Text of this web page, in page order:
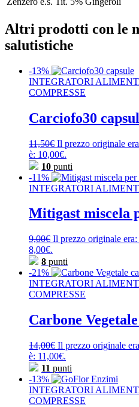
Altri prodotti con le
salutistiche
-13%
INTEGRATORI
COMPRESSE
Carciofo30
11,50€ Il prezzo originale
è: 10,00€.
10 punti
-11%
INTEGRATORI
Mitigast miscela
9,00€ Il prezzo originale era:
8,00€.
8 punti
-21%
INTEGRATORI
COMPRESSE
Carbone
14,00€ Il prezzo originale
è: 11,00€.
11 punti
-13%
INTEGRATORI
COMPRESSE